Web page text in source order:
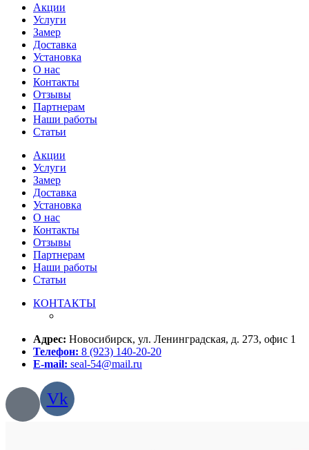
Акции
Услуги
Замер
Доставка
Установка
О нас
Контакты
Отзывы
Партнерам
Наши работы
Статьи
Акции
Услуги
Замер
Доставка
Установка
О нас
Контакты
Отзывы
Партнерам
Наши работы
Статьи
КОНТАКТЫ
Адрес: Новосибирск, ул. Ленинградская, д. 273, офис 1
Телефон: 8 (923) 140-20-20
E-mail: seal-54@mail.ru
Vk